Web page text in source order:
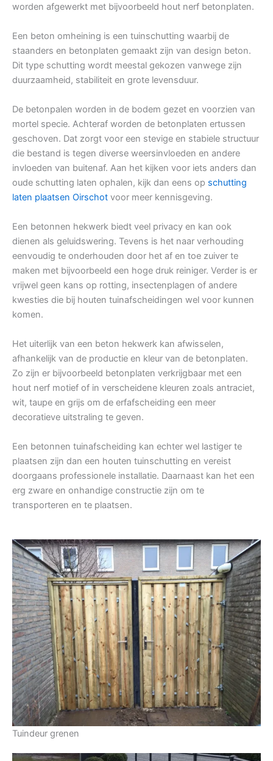
worden afgewerkt met bijvoorbeeld hout nerf betonplaten.
Een beton omheining is een tuinschutting waarbij de
staanders en betonplaten gemaakt zijn van design beton.
Dit type schutting wordt meestal gekozen vanwege zijn
duurzaamheid, stabiliteit en grote levensduur.
De betonpalen worden in de bodem gezet en voorzien van
mortel specie. Achteraf worden de betonplaten ertussen
geschoven. Dat zorgt voor een stevige en stabiele structuur
die bestand is tegen diverse weersinvloeden en andere
invloeden van buitenaf. Aan het kijken voor iets anders dan
oude schutting laten ophalen, kijk dan eens op schutting
laten plaatsen Oirschot voor meer kennisgeving.
Een betonnen hekwerk biedt veel privacy en kan ook
dienen als geluidswering. Tevens is het naar verhouding
eenvoudig te onderhouden door het af en toe zuiver te
maken met bijvoorbeeld een hoge druk reiniger. Verder is er
vrijwel geen kans op rotting, insectenplagen of andere
kwesties die bij houten tuinafscheidingen wel voor kunnen
komen.
Het uiterlijk van een beton hekwerk kan afwisselen,
afhankelijk van de productie en kleur van de betonplaten.
Zo zijn er bijvoorbeeld betonplaten verkrijgbaar met een
hout nerf motief of in verscheidene kleuren zoals antraciet,
wit, taupe en grijs om de erfafscheiding een meer
decoratieve uitstraling te geven.
Een betonnen tuinafscheiding kan echter wel lastiger te
plaatsen zijn dan een houten tuinschutting en vereist
doorgaans professionele installatie. Daarnaast kan het een
erg zware en onhandige constructie zijn om te
transporteren en te plaatsen.
Tuindeur grenen